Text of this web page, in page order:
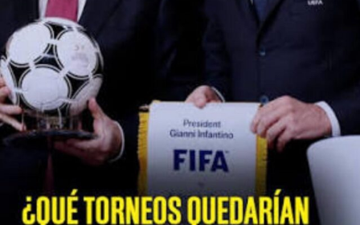
FUTBOL
LATINOS
VER SIGUIENTE
Camavinga, de un campo de refugiados, asoma como
gran estrella mundial
NO TE PIERDAS
Enrique Vives, el empresario que atropelló a siete
jóvenes en Santa Marta
Jimmy Pizarro